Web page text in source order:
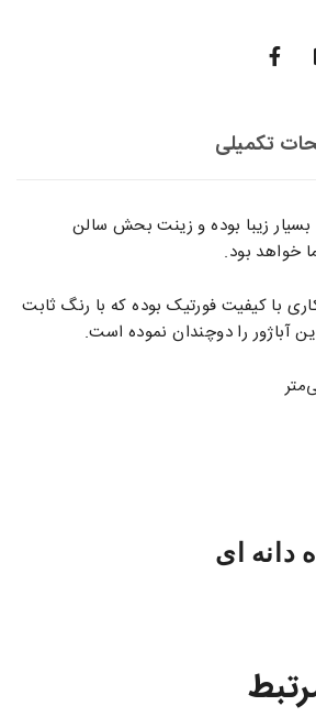
تکمیلی
بسیار زیبا بوده و زینت بحش سالن
خواهد بود.
با کیفیت فورتیک بوده که با رنگ ثابت
آباژور را دوچندان نموده است.
ای